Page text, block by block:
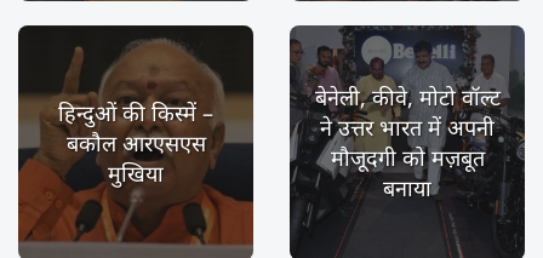
हिन्दुओं की किस्में –
बकौल आरएसएस
मुखिया
बेनेली, कीवे, मोटो वॉल्ट
ने उत्तर भारत में अपनी
मौजूदगी को मज़बूत
बनाया